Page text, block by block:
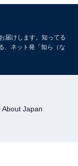
届けします。知ってる
、ネット発「知ら（な
About Japan